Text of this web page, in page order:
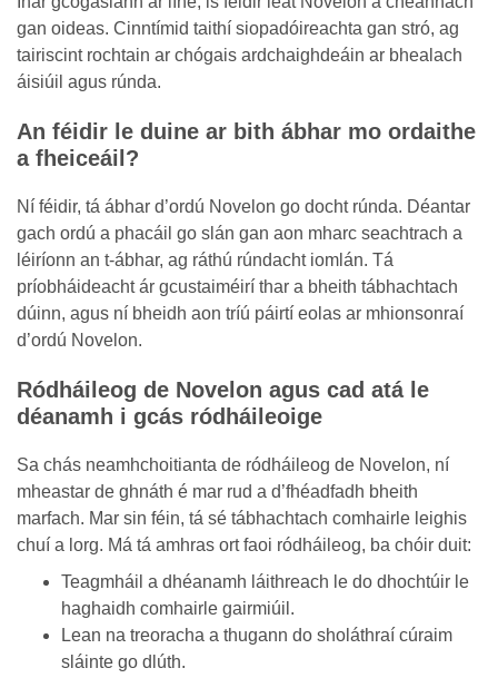
gan oideas. Cinntímid taithí siopadóireachta gan stró, ag
tairiscint rochtain ar chógais ardchaighdeáin ar bhealach
áisiúil agus rúnda.
An féidir le duine ar bith ábhar mo ordaithe
a fheiceáil?
Ní féidir, tá ábhar d’ordú Novelon go docht rúnda. Déantar
gach ordú a phacáil go slán gan aon mharc seachtrach a
léiríonn an t-ábhar, ag ráthú rúndacht iomlán. Tá
príobháideacht ár gcustaiméirí thar a bheith tábhachtach
dúinn, agus ní bheidh aon tríú páirtí eolas ar mhionsonraí
d’ordú Novelon.
Ródháileog de Novelon agus cad atá le
déanamh i gcás ródháileoige
Sa chás neamhchoitianta de ródháileog de Novelon, ní
mheastar de ghnáth é mar rud a d’fhéadfadh bheith
marfach. Mar sin féin, tá sé tábhachtach comhairle leighis
chuí a lorg. Má tá amhras ort faoi ródháileog, ba chóir duit:
Teagmháil a dhéanamh láithreach le do dhochtúir le
haghaidh comhairle gairmiúil.
Lean na treoracha a thugann do sholáthraí cúraim
sláinte go dlúth.